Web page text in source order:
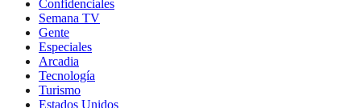
Confidenciales
Semana TV
Gente
Especiales
Arcadia
Tecnología
Turismo
Estados Unidos